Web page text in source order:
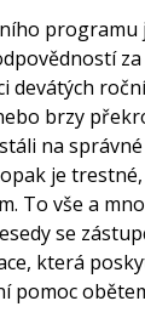
programu
devátých
brzy
na
je
To vše a
se
která
pomoc